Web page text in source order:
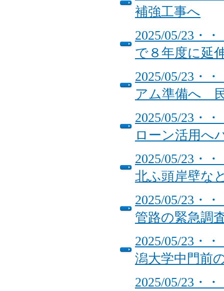
補強工事へ
2025/05/23・
で８年度に延
2025/05/23・
アム準備へ
2025/05/23・
ローン活用へ
2025/05/23・
北ふ頭岸壁な
2025/05/23・
管路の緊急調
2025/05/23・
潟大学中門前
2025/05/23・